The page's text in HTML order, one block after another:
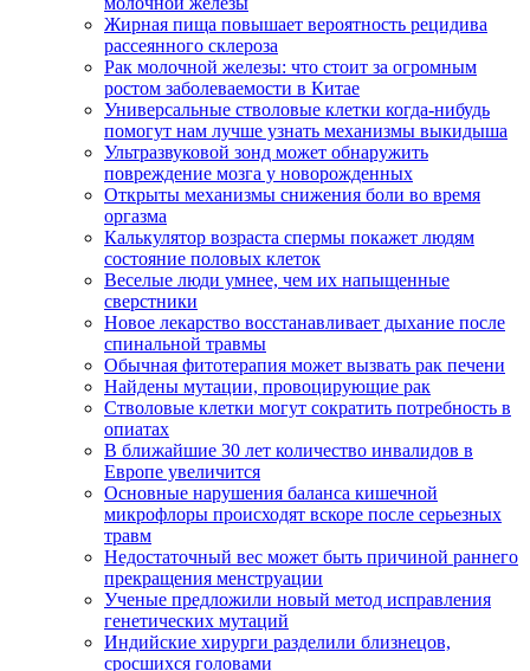
Жирная пища повышает вероятность рецидива
рассеянного склероза
Рак молочной железы: что стоит за огромным
ростом заболеваемости в Китае
Универсальные стволовые клетки когда-нибудь
помогут нам лучше узнать механизмы выкидыша
Ультразвуковой зонд может обнаружить
повреждение мозга у новорожденных
Открыты механизмы снижения боли во время
оргазма
Калькулятор возраста спермы покажет людям
состояние половых клеток
Веселые люди умнее, чем их напыщенные
сверстники
Новое лекарство восстанавливает дыхание после
спинальной травмы
Обычная фитотерапия может вызвать рак печени
Найдены мутации, провоцирующие рак
Стволовые клетки могут сократить потребность в
опиатах
В ближайшие 30 лет количество инвалидов в
Европе увеличится
Основные нарушения баланса кишечной
микрофлоры происходят вскоре после серьезных
травм
Недостаточный вес может быть причиной раннего
прекращения менструации
Ученые предложили новый метод исправления
генетических мутаций
Индийские хирурги разделили близнецов,
сросшихся головами